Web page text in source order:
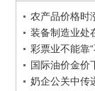
农产品价格时
装备制造业处
彩票业不能靠
国际油价金价
奶企公关中传